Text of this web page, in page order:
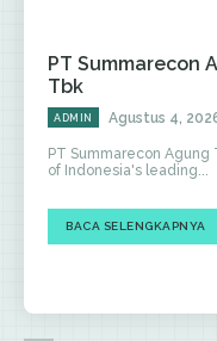
PT Summarecon
Tbk
ADMIN Agustus 4,
PT Summarecon Agung
of Indonesia's leading...
BACA SELENGKAPNYA